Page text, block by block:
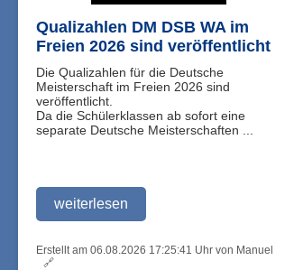
Qualizahlen DM DSB WA im
Freien 2026 sind veröffentlicht
Die Qualizahlen für die Deutsche
Meisterschaft im Freien 2026 sind
veröffentlicht.
Da die Schülerklassen ab sofort eine
separate Deutsche Meisterschaften ...
weiterlesen
Erstellt am 06.08.2026 17:25:41 Uhr von Manuel
🔗